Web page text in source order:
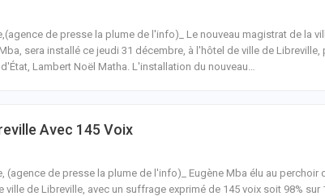
de presse la plume de l'info)_ Le nouveau magistrat de la
sera installé ce jeudi 31 décembre, à l'hôtel de ville de Libreville,
Lambert Noël Matha. L'installation du nouveau…
Avec 145 Voix
(agence de presse la plume de l'info)_ Eugène Mba élu au perchoir
ville de Libreville, avec un suffrage exprimé de 145 voix soit 98% sur